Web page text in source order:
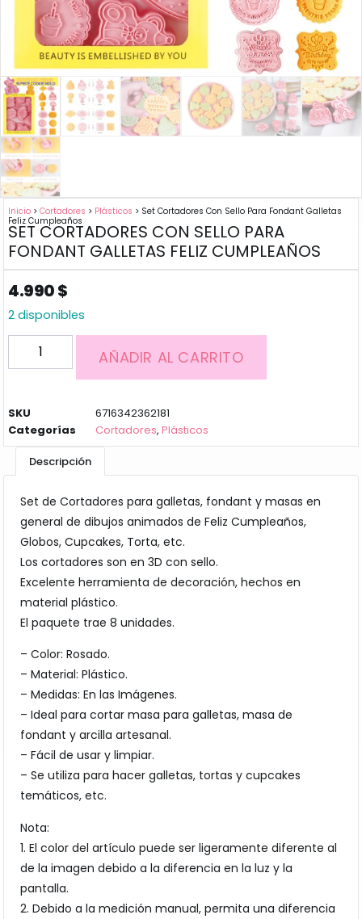
Inicio >Cortadores > Plásticos > Set Cortadores Con Sello Para Fondant Galletas
Feliz Cumpleaños
SET CORTADORES CON SELLO PARA
FONDANT GALLETAS FELIZ CUMPLEAÑOS
4.990$
2 disponibles
AÑADIR AL CARRITO
SKU
6716342362181
Categorías
Cortadores,Plásticos
Descripción
Set de Cortadores para galletas, fondant y masas en
general de dibujos animados de Feliz Cumpleaños,
Globos, Cupcakes, Torta, etc.
Los cortadores son en 3D con sello.
Excelente herramienta de decoración, hechos en
material plástico.
El paquete trae 8 unidades.
– Color: Rosado.
– Material: Plástico.
– Medidas: En las Imágenes.
– Ideal para cortar masa para galletas, masa de
fondant y arcilla artesanal.
– Fácil de usar y limpiar.
– Se utiliza para hacer galletas, tortas y cupcakes
temáticos, etc.
Nota:
1. El color del artículo puede ser ligeramente diferente al
de la imagen debido a la diferencia en la luz y la
pantalla.
2. Debido a la medición manual, permita una diferencia